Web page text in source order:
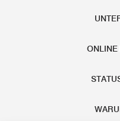
ONLINE